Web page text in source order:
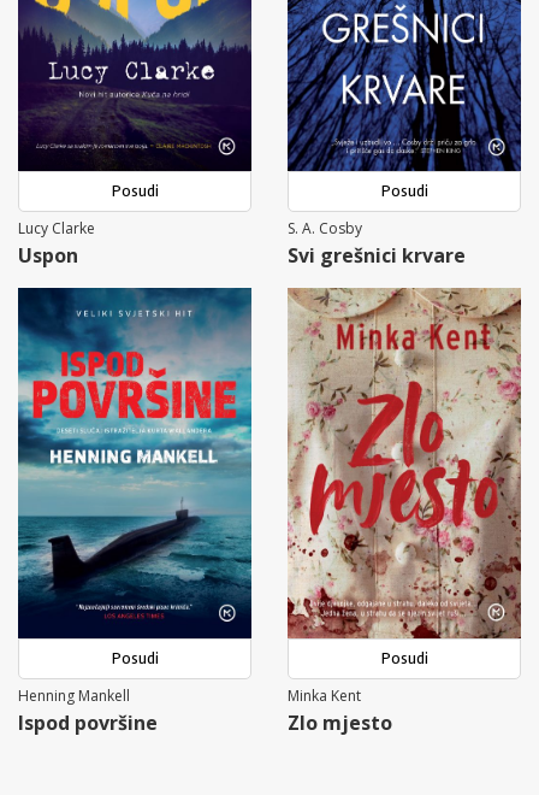
Posudi
Lucy Clarke
Uspon
Posudi
S. A. Cosby
Svi grešnici krvare
Posudi
Henning Mankell
Ispod površine
Posudi
Minka Kent
Zlo mjesto